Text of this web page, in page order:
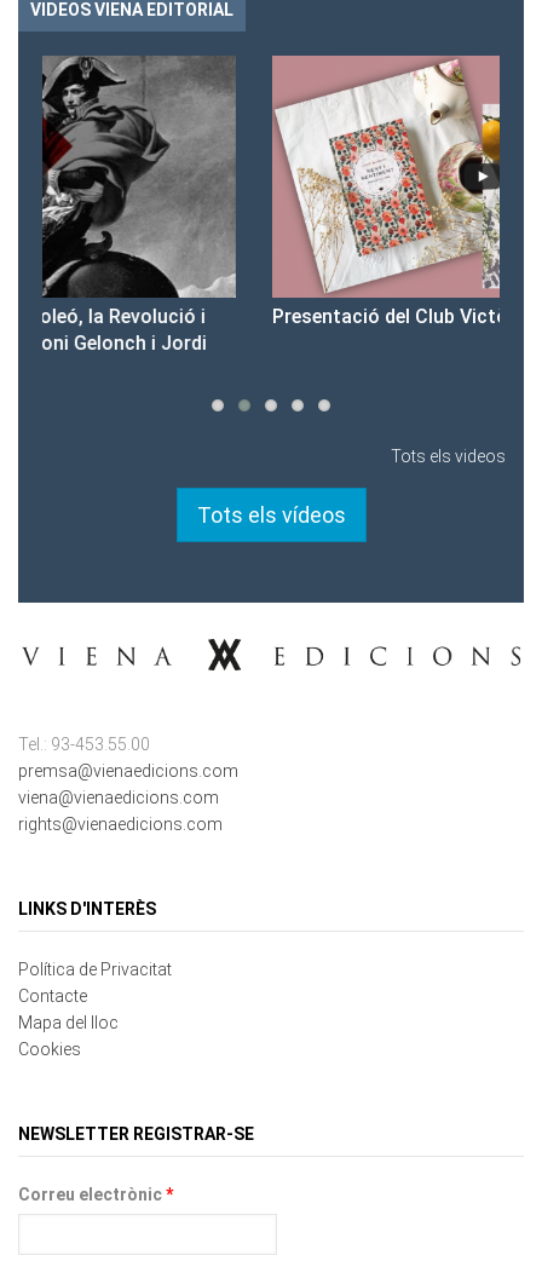
VIDEOS VIENA EDITORIAL
Presentació del Club Victòria
Tots els vídeos
premsa@vienaedicions.com
viena@vienaedicions.com
rights@vienaedicions.com
Contacte
Mapa del lloc
Cookies